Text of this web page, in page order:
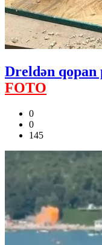
Dreldən qopan
FOTO
0
0
145